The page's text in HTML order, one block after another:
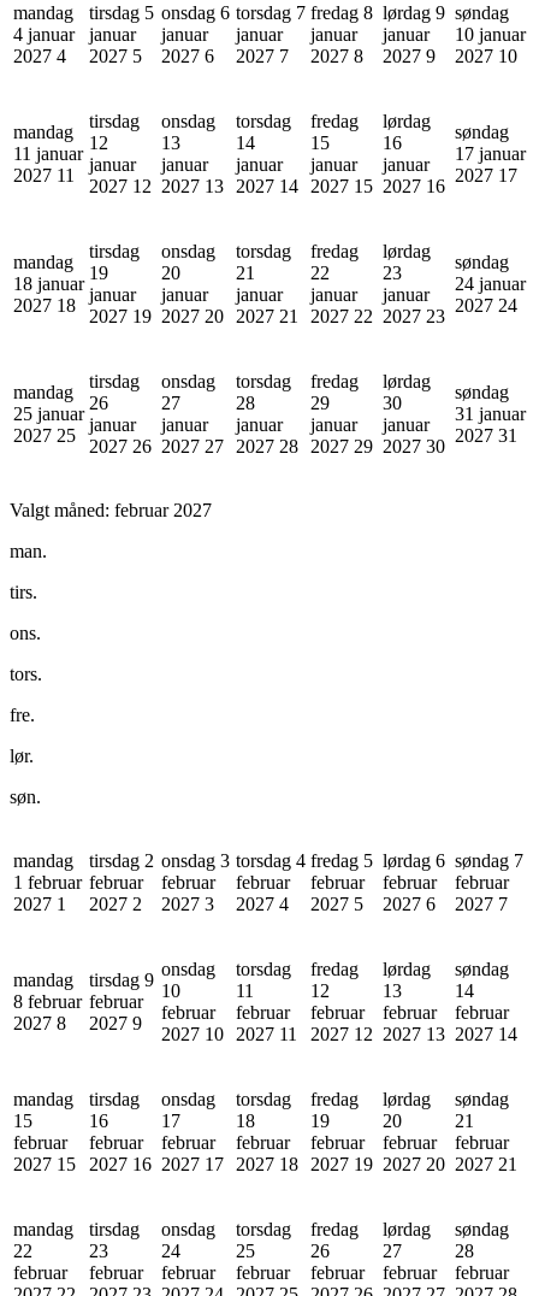
mandag
4 januar
2027 4
tirsdag 5
januar
2027 5
onsdag 6
januar
2027 6
torsdag 7
januar
2027 7
fredag 8
januar
2027 8
lørdag 9
januar
2027 9
søndag
10 januar
2027 10
mandag
11 januar
2027 11
tirsdag
12
januar
2027 12
onsdag
13
januar
2027 13
torsdag
14
januar
2027 14
fredag
15
januar
2027 15
lørdag
16
januar
2027 16
søndag
17 januar
2027 17
mandag
18 januar
2027 18
tirsdag
19
januar
2027 19
onsdag
20
januar
2027 20
torsdag
21
januar
2027 21
fredag
22
januar
2027 22
lørdag
23
januar
2027 23
søndag
24 januar
2027 24
mandag
25 januar
2027 25
tirsdag
26
januar
2027 26
onsdag
27
januar
2027 27
torsdag
28
januar
2027 28
fredag
29
januar
2027 29
lørdag
30
januar
2027 30
søndag
31 januar
2027 31
Valgt måned: februar 2027
man.
tirs.
ons.
tors.
fre.
lør.
søn.
mandag
1 februar
2027 1
tirsdag 2
februar
2027 2
onsdag 3
februar
2027 3
torsdag 4
februar
2027 4
fredag 5
februar
2027 5
lørdag 6
februar
2027 6
søndag 7
februar
2027 7
mandag
8 februar
2027 8
tirsdag 9
februar
2027 9
onsdag
10
februar
2027 10
torsdag
11
februar
2027 11
fredag
12
februar
2027 12
lørdag
13
februar
2027 13
søndag
14
februar
2027 14
mandag
15
februar
2027 15
tirsdag
16
februar
2027 16
onsdag
17
februar
2027 17
torsdag
18
februar
2027 18
fredag
19
februar
2027 19
lørdag
20
februar
2027 20
søndag
21
februar
2027 21
mandag
22
februar
tirsdag
23
februar
onsdag
24
februar
torsdag
25
februar
fredag
26
februar
lørdag
27
februar
søndag
28
februar